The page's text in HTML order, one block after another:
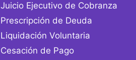
Juicio Ejecutivo de Cobranza
Prescripción de Deuda
Liquidación Voluntaria
Cesación de Pago